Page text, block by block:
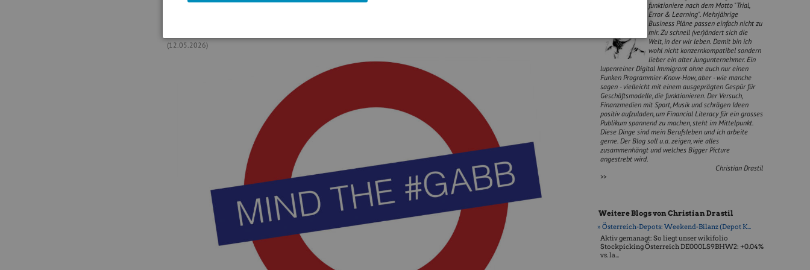
(12.05.2026)
funktioniere nach dem Motto "Trial,
Error & Learning". Mehrjährige
Business Pläne passen einfach nicht zu
mir. Zu schnell (ver)ändert sich die
Welt, in der wir leben. Damit bin ich
wohl nicht konzernkompatibel sondern
lieber ein alter Jungunternehmer. Ein
lupenreiner Digital Immigrant ohne auch nur einen
Funken Programmier-Know-How, aber - wie manche
sagen - vielleicht mit einem ausgeprägten Gespür für
Geschäftsmodelle, die funktionieren. Der Versuch,
Finanzmedien mit Sport, Musik und schrägen Ideen
positiv aufzuladen, um Financial Literacy für ein grosses
Publikum spannend zu machen, steht im Mittelpunkt.
Diese Dinge sind mein Berufsleben und ich arbeite
gerne. Der Blog soll u.a. zeigen, wie alles
zusammenhängt und welches Bigger Picture
angestrebt wird.
Christian Drastil
>>
Weitere Blogs von Christian Drastil
» Österreich-Depots: Weekend-Bilanz (Depot K...
Aktiv gemanagt: So liegt unser wikifolio
Stockpicking Öster­reich DE000LS9BHW2: +0.04%
vs. la...